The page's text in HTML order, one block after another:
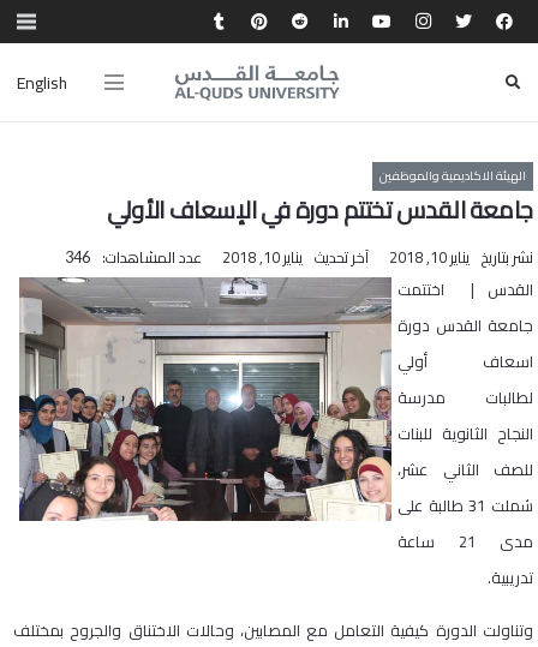
English
الهيئة الاكاديمية والموظفين
جامعة القدس تختتم دورة في الإسعاف الأولي
نشر بتاريخ يناير 10, 2018 آخر تحديث يناير 10, 2018 عدد المشاهدات: 346
القدس | اختتمت
جامعة القدس دورة
اسعاف أولي
لطالبات مدرسة
النجاح الثانوية للبنات
للصف الثاني عشر،
شملت 31 طالبة على
مدى 21 ساعة
تدريبية.
وتناولت الدورة كيفية التعامل مع المصابين، وحالات الاختناق والجروح بمختلف